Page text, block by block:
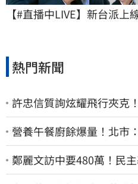
【#直播中LIVE】新台派上
熱門新聞
許忠信質詢炫耀飛行夾克
營養午餐廚餘爆量！北
鄭麗文訪中要480萬！民